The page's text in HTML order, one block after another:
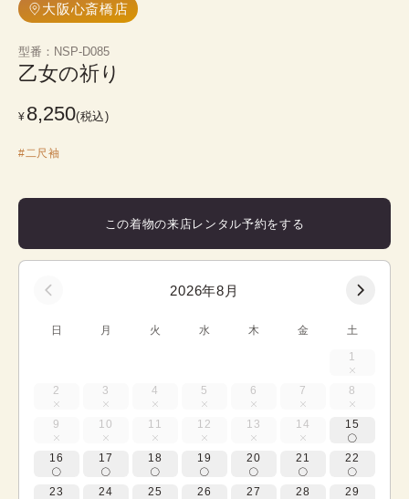
大阪心斎橋店
型番 ： NSP-D085
乙女の祈り
¥ 8,250(税込)
#二尺袖
この着物の来店レンタル予約をする
2026年8月
日 月 火 水 木 金 土
1
2 3 4 5 6 7 8
9 10 11 12 13 14 15
16 17 18 19 20 21 22
23 24 25 26 27 28 29